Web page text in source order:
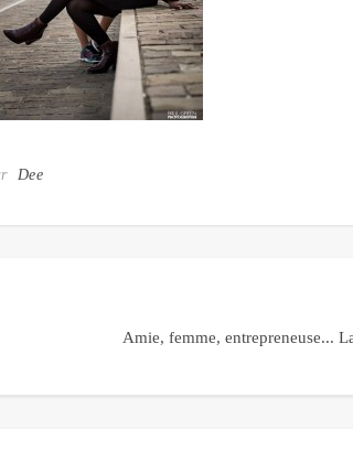
Dee
Amie, femme, entrepreneuse...